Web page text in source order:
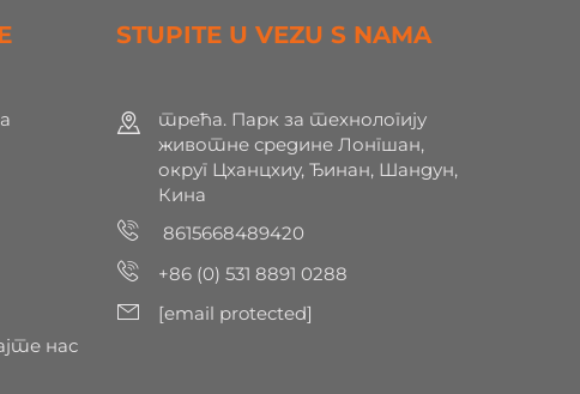
нас
STUPITE U VEZU S NAMA
трећа. Парк за технологију
животне средине Лонгшан,
округ Цханцхиу, Ђинан, Шандун,
Кина
8615668489420
+86 (0) 531 8891 0288
[email protected]